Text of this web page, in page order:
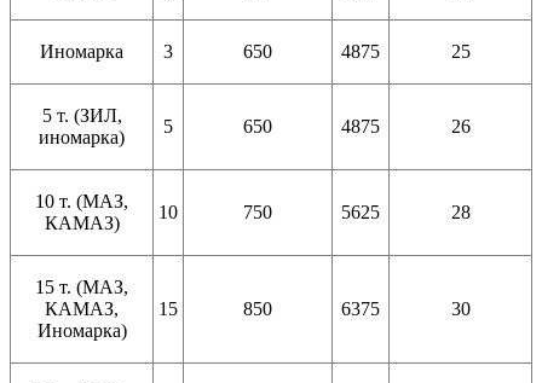
Иномарка 3 650 4875 25
5 т. (ЗИЛ,
иномарка)
5 650 4875 26
10 т. (МАЗ,
КАМАЗ)
10 750 5625 28
15 т. (МАЗ,
КАМАЗ,
Иномарка)
15 850 6375 30